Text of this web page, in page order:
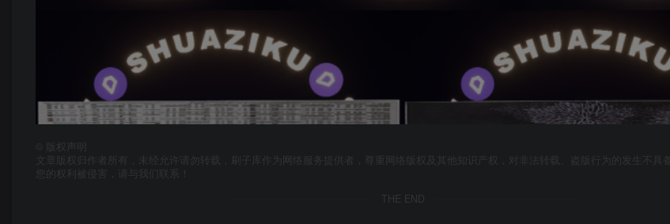
版权声明
文章版权归作者所有，未经允许请勿转载，刷子库作为网络服务提供者，尊重网络版权及其他知识产权，对非法转载、盗版行为的发生不具
您的权利被侵害，请与我们联系！
THE END